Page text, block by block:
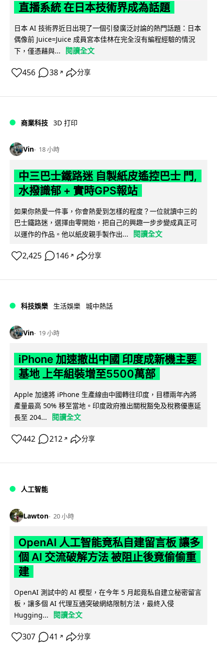
直播系統 在日本技術界成為話題
日本 AI 技術界近日出現了一個引發廣泛討論的熱門話題：日本
偶像前 Juice=Juice 成員宮本佳林在完全沒有編程經驗的情況
下，僅憑藉與...
閱讀全文
456 38 ↗ 分享
商業科技 3D 打印
Vin 18 小時
中三巴士鐵路迷 自製紙皮遙控巴士 門,
水撥識郁 + 實時GPS報站
如果你熱愛一件事，你會熱愛到怎樣的程度？一位就讀中三的
巴士鐵路迷，選擇由零開始，把自己的興趣一步步變成真正可
以運作的作品。他以紙皮親手製作出...
閱讀全文
2,425 146 ↗ 分享
科技娛樂 生活娛樂 城中熱話
Vin 19 小時
iPhone 加速撤出中國 印度成新機主要
基地 上年組裝增至5500萬部
Apple 加速將 iPhone 生產線由中國轉往印度，目標兩年內將
產量最高 50% 移至當地。印度政府推出關稅豁免及稅務優惠延
長至 204...
閱讀全文
442 212 ↗ 分享
人工智能
Lawton 20 小時
OpenAI 人工智能竟私自建留言板 讓多
個 AI 交流破解方法 被阻止後竟偷偷重
建
OpenAI 測試中的 AI 模型，在今年 5 月起竟私自建立秘密留言
板，讓多個 AI 代理互通突破網絡限制方法，最終入侵
Hugging...
閱讀全文
307 41 ↗ 分享